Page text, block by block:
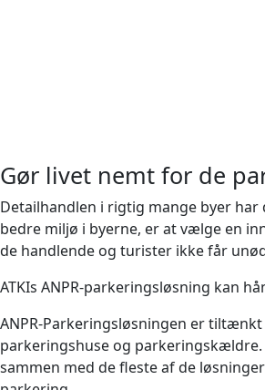
Gør livet nemt for de
Detailhandlen i rigtig mange byer
bedre miljø i byerne, er at vælge en
de handlende og turister ikke får
ATKIs ANPR-parkeringsløsning kan
ANPR-Parkeringsløsningen er
parkeringshuse og
sammen med de fleste af de